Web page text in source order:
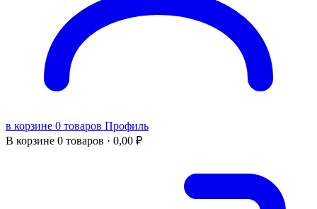
в корзине 0 товаров Профиль
В корзине 0 товаров · 0,00 ₽